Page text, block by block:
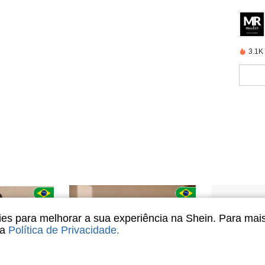
3.1K
para melhorar a sua experiência na Shein. Para
Política de Privacidade.